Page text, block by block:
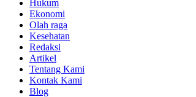
Hukum
Ekonomi
Olah raga
Kesehatan
Redaksi
Artikel
Tentang Kami
Kontak Kami
Blog